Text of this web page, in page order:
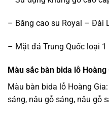
– Băng cao su Royal – Đài
– Mặt đá Trung Quốc loại 1
Màu sắc bàn bida lỗ Hoàng
Màu bàn bida lỗ Hoàng
sáng, nâu gỗ sáng, nâu gỗ